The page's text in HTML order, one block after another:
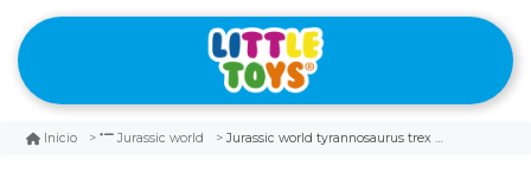
Inicio Jurassic world Jurassic world tyrannosaurus trex rugido épico